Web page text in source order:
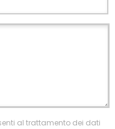
al trattamento dei dati